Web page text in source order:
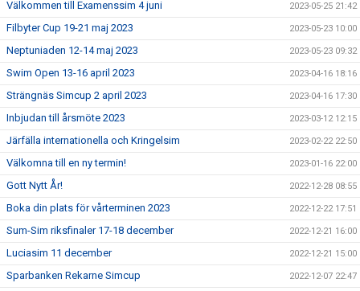
Välkommen till Examenssim 4 juni 2023-05-25 21:42
Filbyter Cup 19-21 maj 2023 2023-05-23 10:00
Neptuniaden 12-14 maj 2023 2023-05-23 09:32
Swim Open 13-16 april 2023 2023-04-16 18:16
Strängnäs Simcup 2 april 2023 2023-04-16 17:30
Inbjudan till årsmöte 2023 2023-03-12 12:15
Järfälla internationella och Kringelsim 2023-02-22 22:50
Välkomna till en ny termin! 2023-01-16 22:00
Gott Nytt År! 2022-12-28 08:55
Boka din plats för vårterminen 2023 2022-12-22 17:51
Sum-Sim riksfinaler 17-18 december 2022-12-21 16:00
Luciasim 11 december 2022-12-21 15:00
Sparbanken Rekarne Simcup 2022-12-07 22:47